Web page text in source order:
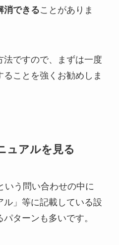
消できることがありま
ですので、まずは一度
ことを強くお勧めしま
ュアルを見る
いう問い合わせの中に
ル」等に記載している設
ターンも多いです。